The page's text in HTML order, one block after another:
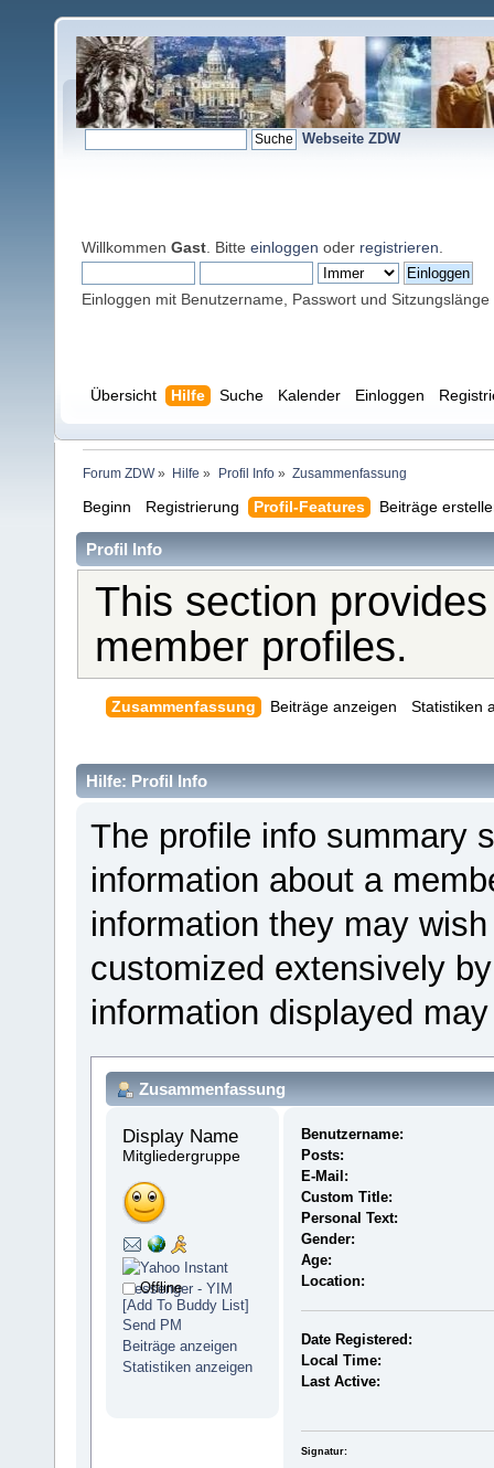
Webseite ZDW
Willkommen Gast . Bitte einloggen oder registrieren
Einloggen mit Benutzername, Passwort und Sitzungslänge
Übersicht Hilfe Suche Kalender Einloggen
Forum ZDW» Hilfe » Profil Info» Zusammenfassung
Beginn Registrierung Profil-Features Beiträge
Profil Info
This section
member profiles.
Zusammenfassung Beiträge anzeigen Statistiken
Hilfe: Profil Info
The profile info summary
information about a
information they may
customized extensively
information displayed
Zusammenfassung
Display Name
Mitgliedergruppe
Offline
[Add To Buddy List]
Send PM
Beiträge anzeigen
Statistiken anzeigen
Benutzername:
Posts:
E-Mail:
Custom Title:
Personal Text:
Gender:
Age:
Location:
Date Registered:
Local Time:
Last Active:
Signatur: